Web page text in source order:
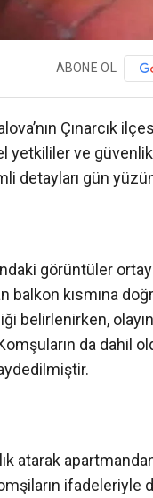
ABONE OL
Çınarcık
yetkililer ve
detayları gün
görüntüler
balkon kısmına
belirlenirken,
da dahil
atarak
ifadeleriyle